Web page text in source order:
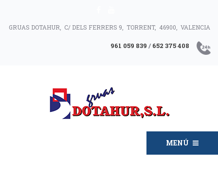
GRUAS DOTAHUR, C/ DELS FERRERS 9, TORRENT, 46900, VALENCIA
961 059 839 / 652 375 408
MENÚ